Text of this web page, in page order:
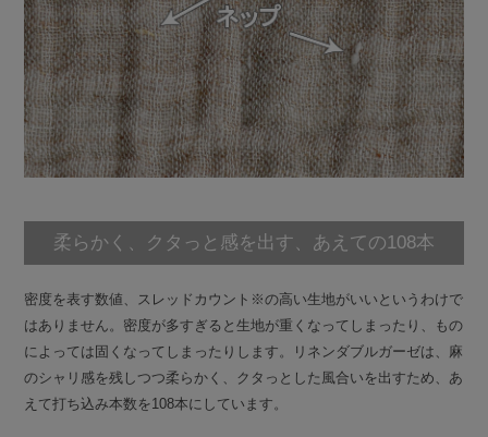
柔らかく、クタっと感を出す、あえての108本
密度を表す数値、スレッドカウント※の高い生地がいいというわけで
はありません。密度が多すぎると生地が重くなってしまったり、もの
によっては固くなってしまったりします。リネンダブルガーゼは、麻
のシャリ感を残しつつ柔らかく、クタっとした風合いを出すため、あ
えて打ち込み本数を108本にしています。